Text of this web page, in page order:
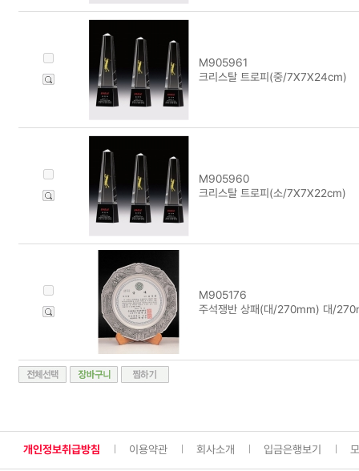
M905961
크리스탈 트로피(중/7X7X24cm)
M905960
크리스탈 트로피(소/7X7X22cm)
M905176
주석쟁반 상패(대/270mm) 대/
개인정보취급방침 이용약관 회사소개 입금은행보기